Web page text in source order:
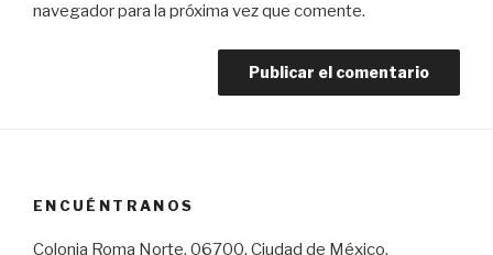
navegador para la próxima vez que comente.
ENCUÉNTRANOS
Colonia Roma Norte, 06700, Ciudad de México.